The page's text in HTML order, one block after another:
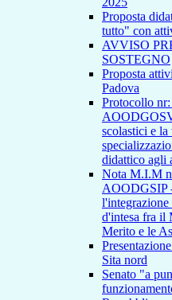
Proposta
tutto" con
AVVISO
SOSTEGNO
Proposta
Padova
Protocollo
scolastici e
didattico agli
Nota M.I.M
AOODGSIP
l'integrazione
d'intesa fra il
Merito e le
Sita nord
Senato "a